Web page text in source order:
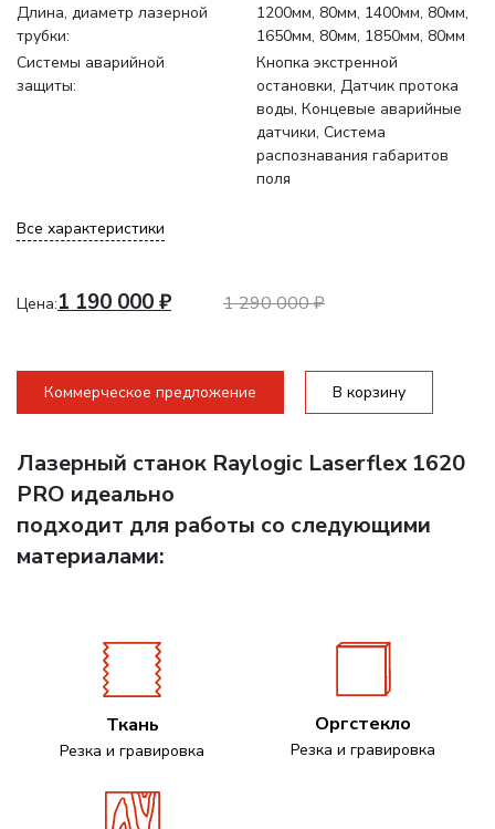
Длина, диаметр лазерной
трубки:
1200мм, 80мм, 1400мм, 80мм,
1650мм, 80мм, 1850мм, 80мм
Системы аварийной
защиты:
Кнопка экстренной
остановки, Датчик протока
воды, Концевые аварийные
датчики, Система
распознавания габаритов
поля
Все характеристики
Цена:1 190 000₽ 1 290 000₽
Коммерческое предложение В корзину
Лазерный станок Raylogic Laserflex 1620
PRO идеально
подходит для работы со следующими
материалами:
Ткань
Резка и гравировка
Оргстекло
Резка и гравировка